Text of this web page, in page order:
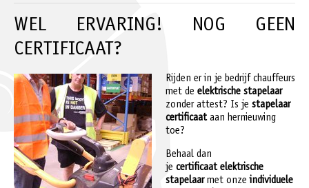
WEL ERVARING! NOG GEEN
CERTIFICAAT?
Rijden er in je bedrijf chauffeurs
met de elektrische stapelaar
zonder attest? Is je stapelaar
certificaataan hernieuwing
toe?
Behaal dan
je certificaat elektrische
stapelaar met onzeindividuele